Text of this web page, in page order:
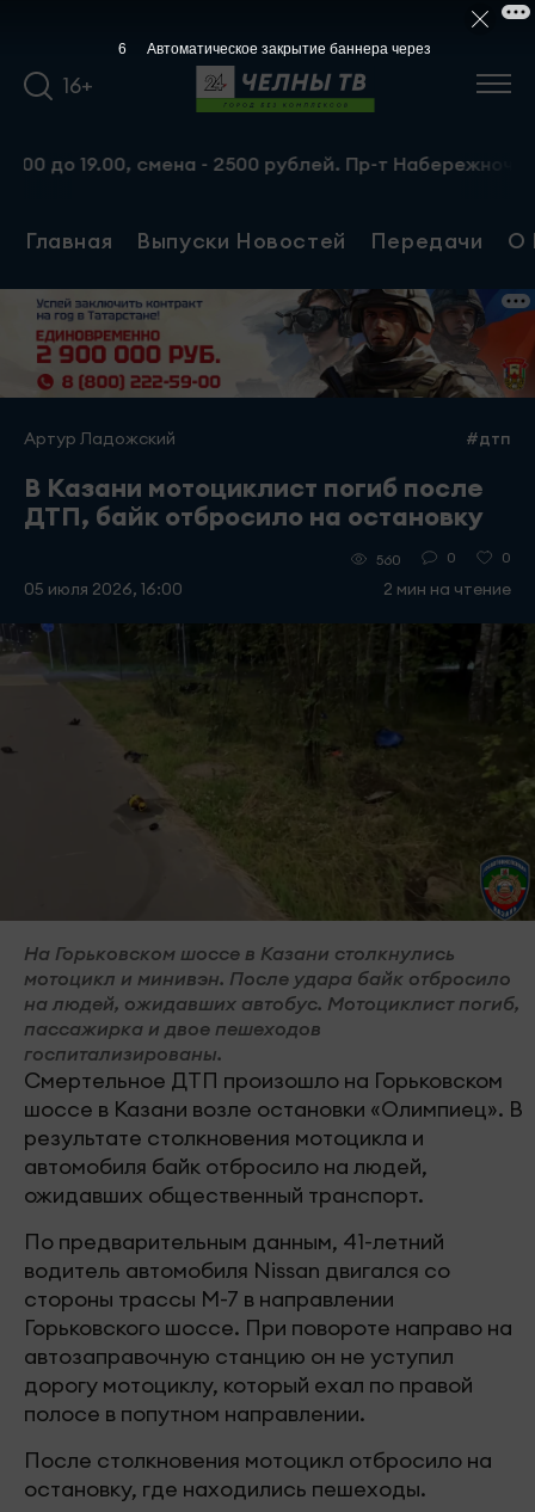
16+
19.00, смена - 2500 рублей. Пр-т
Главная Выпуски Новостей Передачи О
Артур Ладожский #дтп
В Казани мотоциклист погиб после
ДТП, байк отбросило на остановку
05 июля 2026, 16:00
560 0 0
2 мин на чтение
На Горьковском шоссе в Казани столкнулись
мотоцикл и минивэн. После удара байк отбросило
на людей, ожидавших автобус. Мотоциклист погиб,
пассажирка и двое пешеходов
госпитализированы.
Смертельное ДТП произошло на Горьковском
шоссе в Казани возле остановки «Олимпиец». В
результате столкновения мотоцикла и
автомобиля байк отбросило на людей,
ожидавших общественный транспорт.
По предварительным данным, 41-летний
водитель автомобиля Nissan двигался со
стороны трассы М-7 в направлении
Горьковского шоссе. При повороте направо на
автозаправочную станцию он не уступил
дорогу мотоциклу, который ехал по правой
полосе в попутном направлении.
После столкновения мотоцикл отбросило на
остановку, где находились пешеходы.
5 Автоматическое закрытие баннера через